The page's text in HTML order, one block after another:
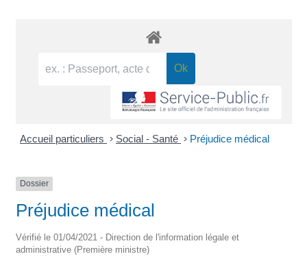
Accueil particuliers > Social - Santé > Préjudice médical
Dossier
Préjudice médical
Vérifié le 01/04/2021 - Direction de l'information légale et
administrative (Première ministre)